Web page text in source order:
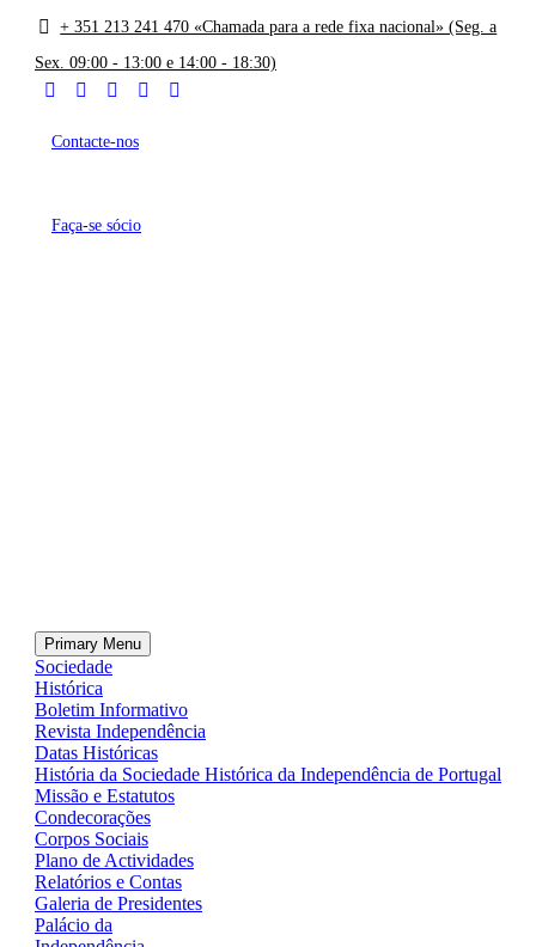
+ 351 213 241 470 «Chamada para a rede fixa nacional» (Seg. a
Sex. 09:00 - 13:00 e 14:00 - 18:30)
Contacte-nos
Faça-se sócio
Primary Menu
Sociedade
Histórica
Boletim Informativo
Revista Independência
Datas Históricas
História da Sociedade Histórica da Independência de Portugal
Missão e Estatutos
Condecorações
Corpos Sociais
Plano de Actividades
Relatórios e Contas
Galeria de Presidentes
Palácio da